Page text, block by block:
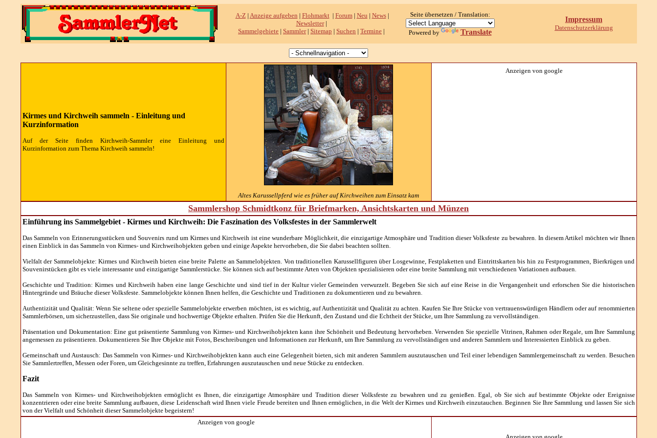
A-Z| Anzeige aufgeben | Flohmarkt| Forum| Neu | News|
Newsletter|
Sammelgebiete | Sammler| Sitemap | Suchen | Termine |
Seite übersetzen / Translation:
Powered by Translate
Impressum
Datenschutzerklärung
Kirmes und Kirchweih sammeln - Einleitung und
Kurzinformation
Auf der Seite finden Kirchweih-Sammler eine Einleitung und
Kurzinformation zum Thema Kirchweih sammeln!
Altes Karussellpferd wie es früher auf Kirchweihen zum Einsatz kam
Anzeigen von google
Sammlershop Schmidtkonz für Briefmarken, Ansichtskarten und Münzen
Einführung ins Sammelgebiet - Kirmes und Kirchweih: Die Faszination des Volksfestes in der Sammlerwelt
Das Sammeln von Erinnerungsstücken und Souvenirs rund um Kirmes und Kirchweih ist eine wunderbare Möglichkeit, die einzigartige Atmosphäre und Tradition dieser Volksfeste zu bewahren. In diesem Artikel möchten wir Ihnen
einen Einblick in das Sammeln von Kirmes- und Kirchweihobjekten geben und einige Aspekte hervorheben, die Sie dabei beachten sollten.
Vielfalt der Sammelobjekte: Kirmes und Kirchweih bieten eine breite Palette an Sammelobjekten. Von traditionellen Karussellfiguren über Losgewinne, Festplaketten und Eintrittskarten bis hin zu Festprogrammen, Bierkrügen und
Souvenirstücken gibt es viele interessante und einzigartige Sammlerstücke. Sie können sich auf bestimmte Arten von Objekten spezialisieren oder eine breite Sammlung mit verschiedenen Variationen aufbauen.
Geschichte und Tradition: Kirmes und Kirchweih haben eine lange Geschichte und sind tief in der Kultur vieler Gemeinden verwurzelt. Begeben Sie sich auf eine Reise in die Vergangenheit und erforschen Sie die historischen
Hintergründe und Bräuche dieser Volksfeste. Sammelobjekte können Ihnen helfen, die Geschichte und Traditionen zu dokumentieren und zu bewahren.
Authentizität und Qualität: Wenn Sie seltene oder spezielle Sammelobjekte erwerben möchten, ist es wichtig, auf Authentizität und Qualität zu achten. Kaufen Sie Ihre Stücke von vertrauenswürdigen Händlern oder auf renommierten
Sammlerbörsen, um sicherzustellen, dass Sie originale und hochwertige Objekte erhalten. Prüfen Sie die Herkunft, den Zustand und die Echtheit der Stücke, um Ihre Sammlung zu vervollständigen.
Präsentation und Dokumentation: Eine gut präsentierte Sammlung von Kirmes- und Kirchweihobjekten kann ihre Schönheit und Bedeutung hervorheben. Verwenden Sie spezielle Vitrinen, Rahmen oder Regale, um Ihre Sammlung
angemessen zu präsentieren. Dokumentieren Sie Ihre Objekte mit Fotos, Beschreibungen und Informationen zur Herkunft, um Ihre Sammlung zu vervollständigen und anderen Sammlern und Interessierten Einblick zu geben.
Gemeinschaft und Austausch: Das Sammeln von Kirmes- und Kirchweihobjekten kann auch eine Gelegenheit bieten, sich mit anderen Sammlern auszutauschen und Teil einer lebendigen Sammlergemeinschaft zu werden. Besuchen
Sie Sammlertreffen, Messen oder Foren, um Gleichgesinnte zu treffen, Erfahrungen auszutauschen und neue Stücke zu entdecken.
Fazit
Das Sammeln von Kirmes- und Kirchweihobjekten ermöglicht es Ihnen, die einzigartige Atmosphäre und Tradition dieser Volksfeste zu bewahren und zu genießen. Egal, ob Sie sich auf bestimmte Objekte oder Ereignisse
konzentrieren oder eine breite Sammlung aufbauen, diese Leidenschaft wird Ihnen viele Freude bereiten und Ihnen ermöglichen, in die Welt der Kirmes und Kirchweih einzutauchen. Beginnen Sie Ihre Sammlung und lassen Sie sich
von der Vielfalt und Schönheit dieser Sammelobjekte begeistern!
Anzeigen von google